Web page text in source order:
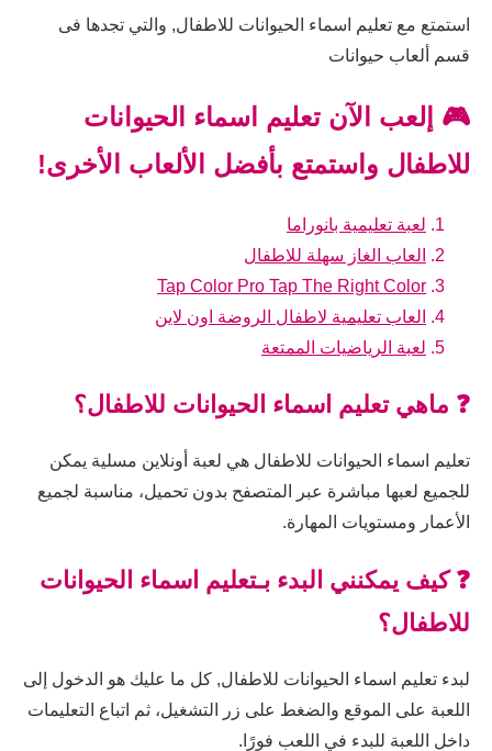
استمتع مع تعليم اسماء الحيوانات للاطفال, والتي تجدها فى
قسم ألعاب حيوانات
🎮 إلعب الآن تعليم اسماء الحيوانات
للاطفال واستمتع بأفضل الألعاب الأخرى!
لعبة تعليمية بانوراما
العاب الغاز سهلة للاطفال
Tap Color Pro Tap The Right Color
العاب تعليمية لاطفال الروضة اون لاين
لعبة الرياضيات الممتعة
❓ ماهي تعليم اسماء الحيوانات للاطفال؟
تعليم اسماء الحيوانات للاطفال هي لعبة أونلاين مسلية يمكن
للجميع لعبها مباشرة عبر المتصفح بدون تحميل، مناسبة لجميع
الأعمار ومستويات المهارة.
❓ كيف يمكنني البدء بـتعليم اسماء الحيوانات
للاطفال؟
لبدء تعليم اسماء الحيوانات للاطفال, كل ما عليك هو الدخول إلى
اللعبة على الموقع والضغط على زر التشغيل، ثم اتباع التعليمات
داخل اللعبة للبدء في اللعب فورًا.